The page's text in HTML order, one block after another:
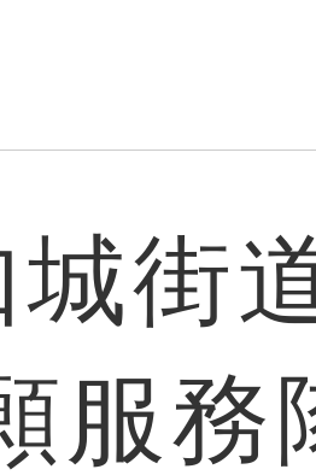
街
服